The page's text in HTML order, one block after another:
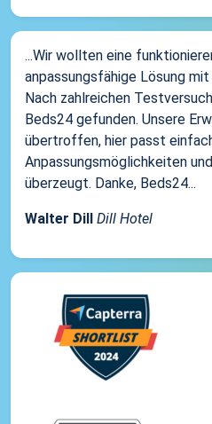
...Wir wollten eine
anpassungsfähige Lösung
Nach zahlreichen
Beds24 gefunden. Unsere
übertroffen, hier passt
Anpassungsmöglichkeiten
überzeugt. Danke, Beds24...
Walter Dill Dill Hotel